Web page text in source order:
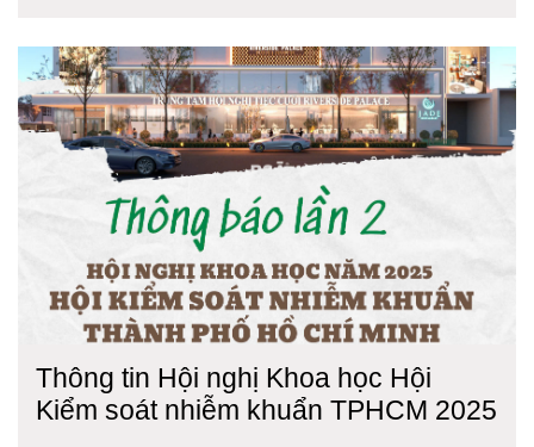
Thông tin Hội nghị Khoa học Hội
Kiểm soát nhiễm khuẩn TPHCM 2025